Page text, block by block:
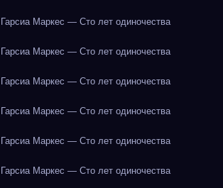
Гарсиа Маркес — Сто лет одиночества
Гарсиа Маркес — Сто лет одиночества
Гарсиа Маркес — Сто лет одиночества
Гарсиа Маркес — Сто лет одиночества
Гарсиа Маркес — Сто лет одиночества
Гарсиа Маркес — Сто лет одиночества